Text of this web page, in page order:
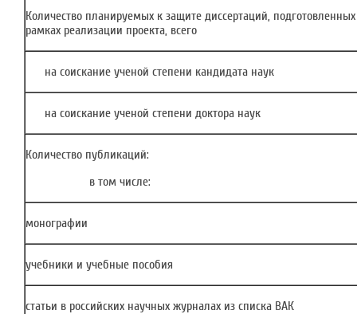
Количество планируемых к защите диссертаций,
рамках реализации проекта, всего
на соискание ученой степени кандидата наук
на соискание ученой степени доктора наук
Количество публикаций:
в том числе:
монографии
учебники и учебные пособия
статьи в российских научных журналах из списка ВАК